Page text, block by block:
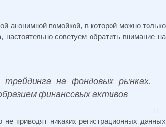
анонимной помойкой, в которой можно только
настоятельно советуем обратить внимание на
на фондовых рынках.
финансовых активов
приводят никаких регистрационных данных